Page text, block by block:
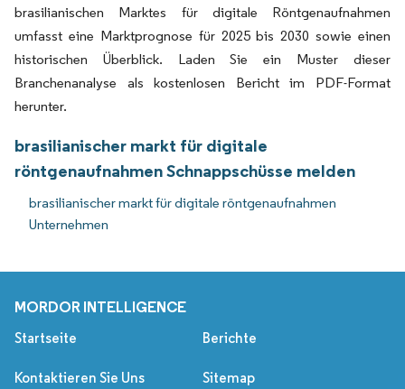
brasilianischen Marktes für digitale Röntgenaufnahmen
umfasst eine Marktprognose für 2025 bis 2030 sowie einen
historischen Überblick. Laden Sie ein Muster dieser
Branchenanalyse als kostenlosen Bericht im PDF-Format
herunter.
brasilianischer markt für digitale
röntgenaufnahmen Schnappschüsse melden
brasilianischer markt für digitale röntgenaufnahmen
Unternehmen
MORDOR INTELLIGENCE
Startseite Berichte
Kontaktieren Sie Uns Sitemap